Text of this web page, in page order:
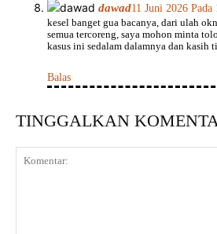
dawad11 Juni 2026 Pada
kesel banget gua bacanya, dari ulah
semua tercoreng, saya mohon minta
kasus ini sedalam dalamnya dan kasih
Balas
TINGGALKAN